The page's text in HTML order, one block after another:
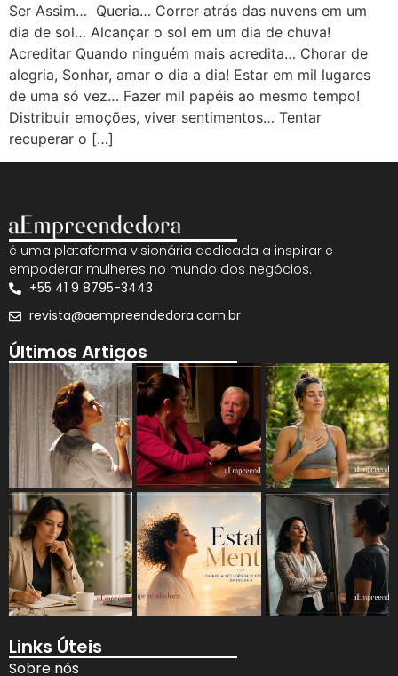
Ser Assim… Queria… Correr atrás das nuvens em um
dia de sol… Alcançar o sol em um dia de chuva!
Acreditar Quando ninguém mais acredita… Chorar de
alegria, Sonhar, amar o dia a dia! Estar em mil lugares
de uma só vez… Fazer mil papéis ao mesmo tempo!
Distribuir emoções, viver sentimentos… Tentar
recuperar o […]
é uma plataforma visionária dedicada a inspirar e
empoderar mulheres no mundo dos negócios.
+55 41 9 8795-3443
revista@aempreendedora.com.br
Últimos Artigos
Links Úteis
Sobre nós